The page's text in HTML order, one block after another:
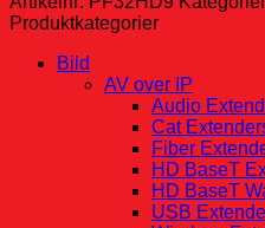
Produktkategorier
Bild
AV over IP
Audio
Cat
Fiber
HD BaseT
HD BaseT
USB